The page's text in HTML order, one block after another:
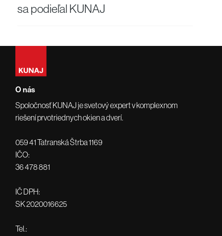
sa podieľal KUNAJ
O nás
Spoločnosť KUNAJ je svetový expert v komplexnom
riešení prvotriednych okien a dverí.
059 41 Tatranská Štrba 1169
IČO:
36 478 881
IČ DPH:
SK 2020016625
Tel.: